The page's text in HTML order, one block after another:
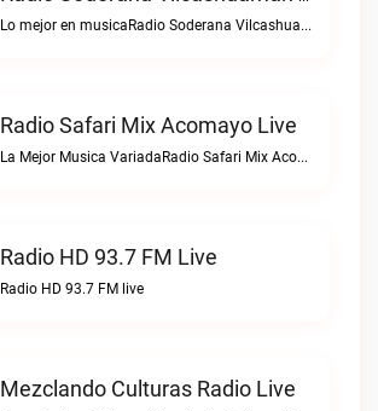
Lo mejor en musicaRadio Soderana Vilcashuaman live
Radio Safari Mix Acomayo Live
La Mejor Musica VariadaRadio Safari Mix Acomayo live
Radio HD 93.7 FM Live
Radio HD 93.7 FM live
Mezclando Culturas Radio Live